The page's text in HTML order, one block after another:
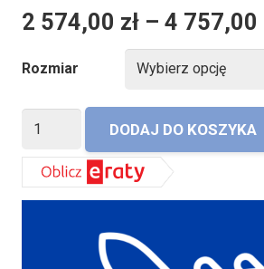
2 574,00 zł – 4 757,00
Rozmiar
ilość
Exclusive
Senactive
DODAJ DO KOSZYKA